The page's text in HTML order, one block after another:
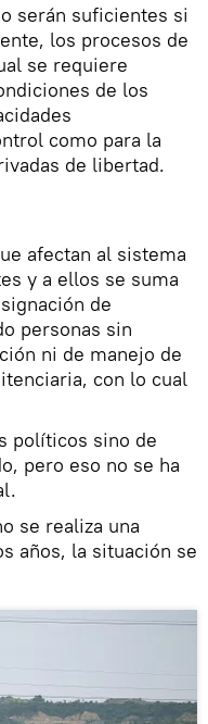
serán suficientes si
los procesos de
se requiere
de los
como para la
de libertad.
afectan al sistema
y a ellos se suma
de
personas sin
ni de manejo de
con lo cual
políticos sino de
pero eso no se ha
se realiza una
años, la situación se